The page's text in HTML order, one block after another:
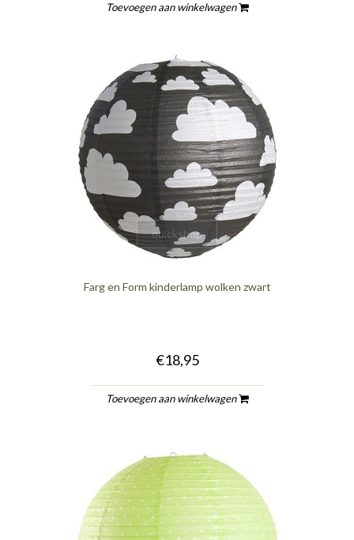
Toevoegen aan winkelwagen
quickshop
Farg en Form kinderlamp wolken zwart
€18,95
Toevoegen aan winkelwagen